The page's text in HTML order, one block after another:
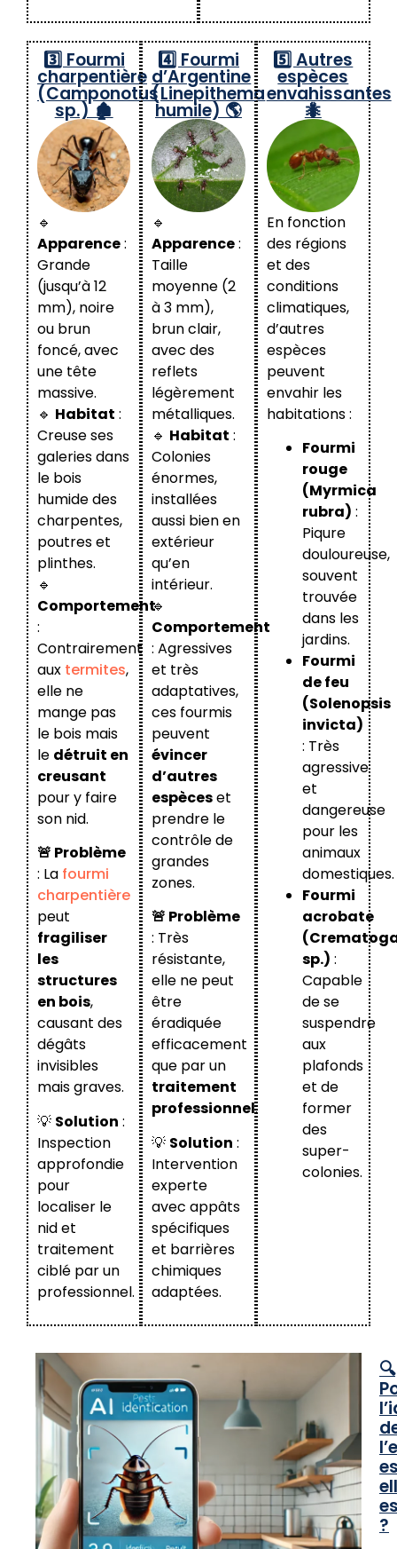
3️⃣ Fourmi
charpentière
(Camponotus
sp.) 🏚️
🔹
Apparence:
Grande
(jusqu’à 12
mm), noire
ou brun
foncé, avec
une tête
massive.
🔹 Habitat :
Creuse ses
galeries dans
le bois
humide des
charpentes,
poutres et
plinthes.
🔹
Comportement
:
Contrairement
aux termites,
elle ne
mange pas
le bois mais
le détruit en
creusant
pour y faire
son nid.
🚨 Problème
: La fourmi
charpentière
peut
fragiliser
les
structures
en bois,
causant des
dégâts
invisibles
mais graves.
💡 Solution :
Inspection
approfondie
pour
localiser le
nid et
traitement
ciblé par un
professionnel.
4️⃣ Fourmi
d’Argentine
(Linepithema
humile) 🌎
🔹
Apparence:
Taille
moyenne (2
à 3 mm),
brun clair,
avec des
reflets
légèrement
métalliques.
🔹 Habitat :
Colonies
énormes,
installées
aussi bien en
extérieur
qu’en
intérieur.
🔹
Comportement
: Agressives
et très
adaptatives,
ces fourmis
peuvent
évincer
d’autres
espèceset
prendre le
contrôle de
grandes
zones.
🚨 Problème
: Très
résistante,
elle ne peut
être
éradiquée
efficacement
que par un
traitement
professionnel.
💡 Solution :
Intervention
experte
avec appâts
spécifiques
et barrières
chimiques
adaptées.
5️⃣ Autres
espèces
envahissantes
🐜
En fonction
des régions
et des
conditions
climatiques,
d’autres
espèces
peuvent
envahir les
habitations :
Fourmi
rouge
(Myrmica
rubra) :
Piqure
douloureuse,
souvent
trouvée
dans les
jardins.
Fourmi
de feu
(Solenopsis
invicta)
: Très
agressive
et
dangereuse
pour les
animaux
domestiques.
Fourmi
acrobate
sp.) :
Capable
de se
suspendre
aux
plafonds
et de
former
des
super-
colonies.
🔍
?